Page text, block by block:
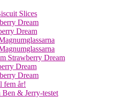
Slices
Dream
Dream
Strawberry Dream
Dream
Dream
fem år!
Ben & Jerry-testet